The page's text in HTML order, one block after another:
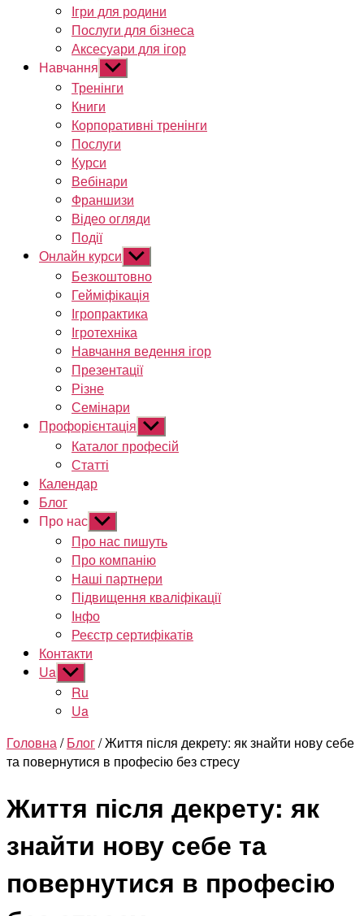
Ігри для родини
Послуги для бізнеса
Аксесуари для ігор
Навчання Показати
підменю
Тренінги
Книги
Корпоративні тренінги
Послуги
Курси
Вебінари
Франшизи
Відео огляди
Події
Онлайн курси Показати
підменю
Безкоштовно
Гейміфікація
Ігропрактика
Ігротехніка
Навчання ведення ігор
Презентації
Різне
Семінари
Профорієнтація Показати
підменю
Каталог професій
Статті
Календар
Блог
Про нас Показати
підменю
Про нас пишуть
Про компанію
Наші партнери
Підвищення кваліфікації
Інфо
Реєстр сертифікатів
Контакти
Ua Показати
підменю
Ru
Ua
Головна/Блог/ Життя після декрету: як знайти нову себе
та повернутися в професію без стресу
Життя після декрету: як
знайти нову себе та
повернутися в професію